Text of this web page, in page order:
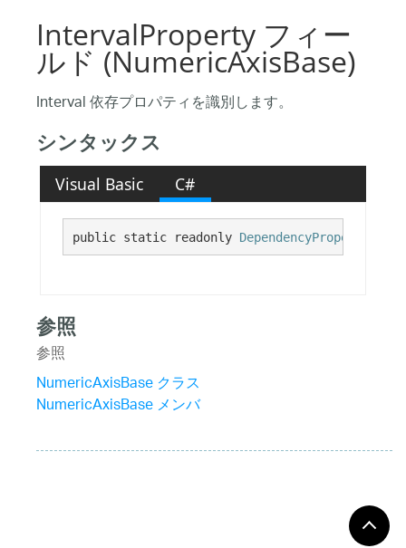
IntervalProperty フィー
ルド (NumericAxisBase)
Interval 依存プロパティを識別します。
シンタックス
Visual Basic C#
public static readonly DependencyProperty
参照
参照
NumericAxisBase クラス
NumericAxisBase メンバ